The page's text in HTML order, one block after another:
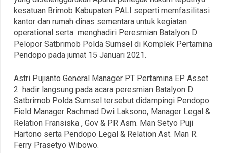
kesatuan Brimob Kabupaten PALI seperti memfasilitasi
kantor dan rumah dinas sementara untuk kegiatan
operational serta menghadiri Peresmian Batalyon D
Pelopor Satbrimob Polda Sumsel di Komplek Pertamina
Pendopo pada jumat 15 Januari 2021.
Astri Pujianto General Manager PT Pertamina EP Asset
2 hadir langsung pada acara peresmian Batalyon D
Satbrimob Polda Sumsel tersebut didampingi Pendopo
Field Manager Rachmad Dwi Laksono, Manager Legal &
Relation Fransiska , Gov & PR Asm. Man Setyo Puji
Hartono serta Pendopo Legal & Relation Ast. Man R.
Ferry Prasetyo Wibowo.